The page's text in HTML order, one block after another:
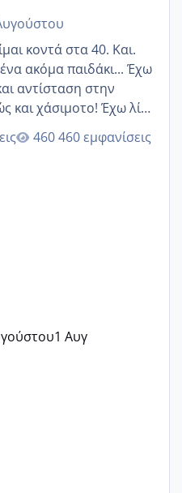
κοντά στα 40. Και.
ακόμα παιδάκι... Έχω
αντίσταση στην
και χάσιμοτο! Έχω λίγα
και όσο κ αν προσπαθώ
460 εμφανίσεις
1 Αυγ